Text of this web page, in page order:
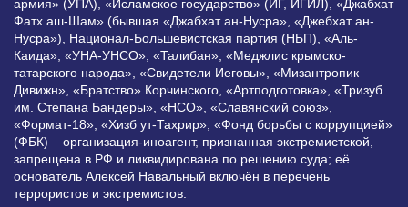
армия» (УПА), «Исламское государство» (ИГ, ИГИЛ), «Джабхат
Фатх аш-Шам» (бывшая «Джабхат ан-Нусра», «Джебхат ан-
Нусра»), Национал-Большевистская партия (НБП), «Аль-
Каида», «УНА-УНСО», «Талибан», «Меджлис крымско-
татарского народа», «Свидетели Иеговы», «Мизантропик
Дивижн», «Братство» Корчинского, «Артподготовка», «Тризуб
им. Степана Бандеры», «НСО», «Славянский союз»,
«Формат-18», «Хизб ут-Тахрир», «Фонд борьбы с коррупцией»
(ФБК) – организация-иноагент, признанная экстремистской,
запрещена в РФ и ликвидирована по решению суда; её
основатель Алексей Навальный включён в перечень
террористов и экстремистов.